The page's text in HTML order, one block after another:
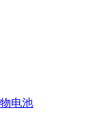
电池